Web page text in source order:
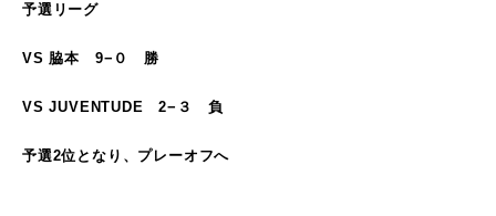
予選リーグ
VS 脇本 9−０ 勝
VS JUVENTUDE 2−３ 負
予選2位となり、プレーオフへ